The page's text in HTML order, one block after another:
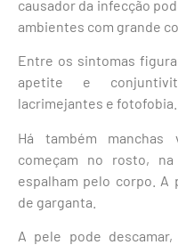
causador da infecção
ambientes com grande
Entre os sintomas
apetite e
lacrimejantes e fotofobia.
Há também manchas
começam no rosto,
espalham pelo corpo.
de garganta.
A pele pode